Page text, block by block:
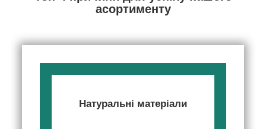
асортименту
Натуральні матеріали